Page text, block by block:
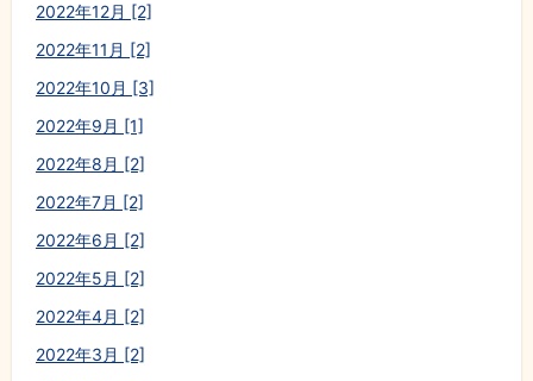
2022年12月 [2]
2022年11月 [2]
2022年10月 [3]
2022年9月 [1]
2022年8月 [2]
2022年7月 [2]
2022年6月 [2]
2022年5月 [2]
2022年4月 [2]
2022年3月 [2]